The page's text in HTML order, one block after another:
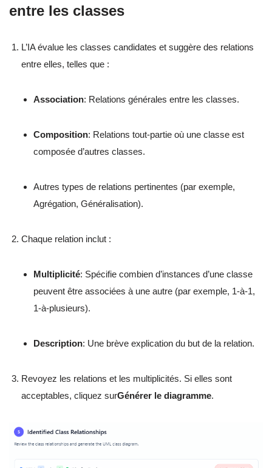
entre les classes
L’IA évalue les classes candidates et suggère des relations
entre elles, telles que :
Association: Relations générales entre les classes.
Composition: Relations tout-partie où une classe est
composée d’autres classes.
Autres types de relations pertinentes (par exemple,
Agrégation, Généralisation).
Chaque relation inclut :
Multiplicité: Spécifie combien d’instances d’une classe
peuvent être associées à une autre (par exemple, 1-à-1,
1-à-plusieurs).
Description: Une brève explication du but de la relation.
Revoyez les relations et les multiplicités. Si elles sont
acceptables, cliquez surGénérer le diagramme.